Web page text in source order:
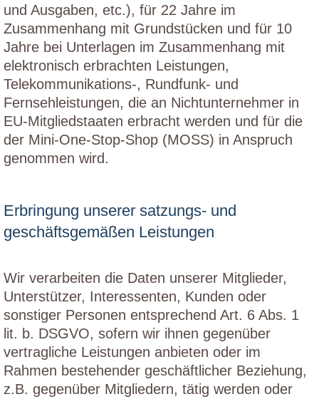
und Ausgaben, etc.), für 22 Jahre im
Zusammenhang mit Grundstücken und für 10
Jahre bei Unterlagen im Zusammenhang mit
elektronisch erbrachten Leistungen,
Telekommunikations-, Rundfunk- und
Fernsehleistungen, die an Nichtunternehmer in
EU-Mitgliedstaaten erbracht werden und für die
der Mini-One-Stop-Shop (MOSS) in Anspruch
genommen wird.
Erbringung unserer satzungs- und
geschäftsgemäßen Leistungen
Wir verarbeiten die Daten unserer Mitglieder,
Unterstützer, Interessenten, Kunden oder
sonstiger Personen entsprechend Art. 6 Abs. 1
lit. b. DSGVO, sofern wir ihnen gegenüber
vertragliche Leistungen anbieten oder im
Rahmen bestehender geschäftlicher Beziehung,
z.B. gegenüber Mitgliedern, tätig werden oder